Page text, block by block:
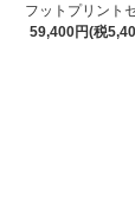
フットプリント
59,400円(税